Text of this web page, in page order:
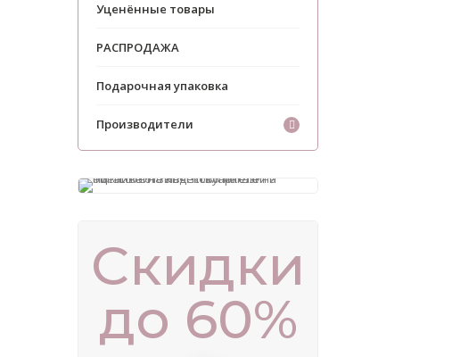
Уценённые товары
РАСПРОДАЖА
Подарочная упаковка
Производители
Скидки
до 60%